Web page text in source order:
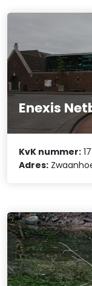
Enexis
KvK nummer:
Adres: